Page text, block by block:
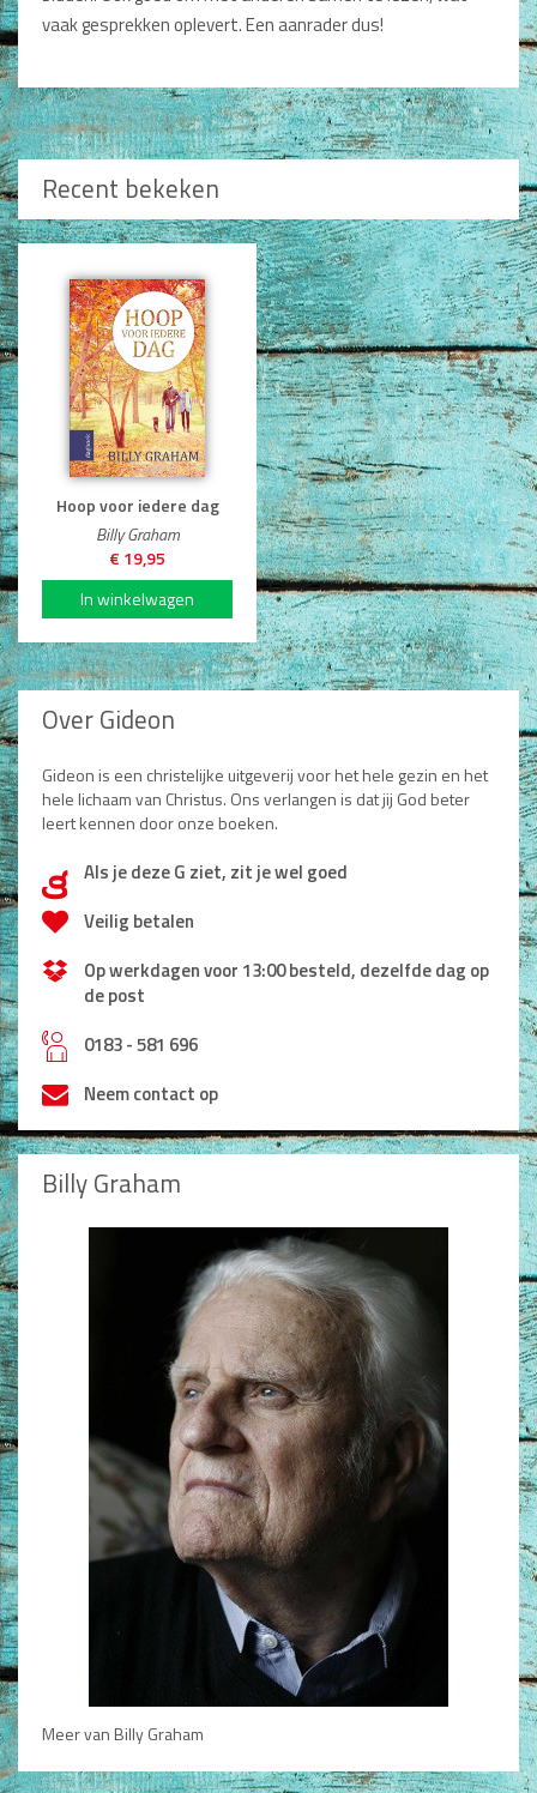
vaak gesprekken oplevert. Een aanrader dus!
Recent bekeken
Hoop voor iedere dag
Billy Graham
€ 19,95
Over Gideon
Gideon is een christelijke uitgeverij voor het hele gezin en het
hele lichaam van Christus. Ons verlangen is dat jij God beter
leert kennen door onze boeken.
dAls je deze G ziet, zit je wel goed
Veilig betalen
Op werkdagen voor 13:00 besteld, dezelfde dag op
de post
h0183 - 581 696
Neem contact op
Billy Graham
Meer van Billy Graham